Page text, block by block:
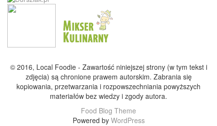
© 2016, Local Foodie - Zawartość niniejszej strony (w tym tekst i
zdjęcia) są chronione prawem autorskim. Zabrania się
kopiowania, przetwarzania i rozpowszechniania powyższych
materiałów bez wiedzy i zgody autora.
Food Blog Theme
Powered by WordPress